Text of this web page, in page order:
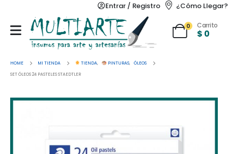
Entrar / Registro ¿Cómo Llegar?
0 Carrito
$ 0
HOME MI TIENDA TIENDA, PINTURAS, ÓLEOS
SET ÓLEOS 24 PASTELES STAEDTLER